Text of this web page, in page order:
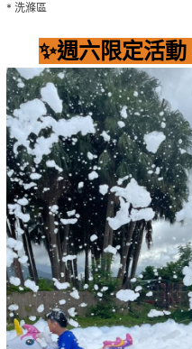
* 洗滌區
✨週六限定活